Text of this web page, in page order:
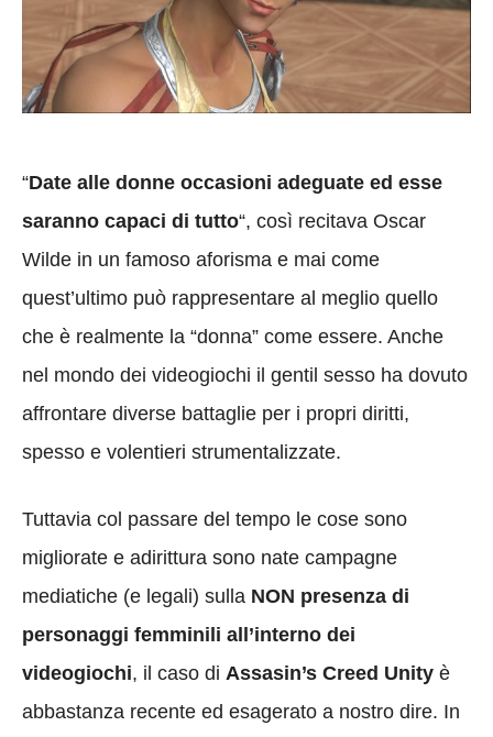
“Date alle donne occasioni adeguate ed esse
saranno capaci di tutto“, così recitava Oscar
Wilde in un famoso aforisma e mai come
quest’ultimo può rappresentare al meglio quello
che è realmente la “donna” come essere. Anche
nel mondo dei videogiochi il gentil sesso ha dovuto
affrontare diverse battaglie per i propri diritti,
spesso e volentieri strumentalizzate.
Tuttavia col passare del tempo le cose sono
migliorate e adirittura sono nate campagne
mediatiche (e legali) sulla NON presenza di
personaggi femminili all’interno dei
videogiochi, il caso di Assasin’s Creed Unity è
abbastanza recente ed esagerato a nostro dire. In